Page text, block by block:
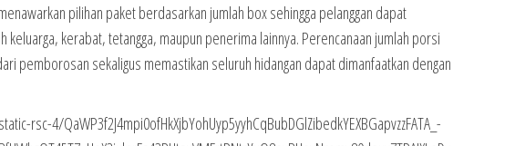
pilihan paket berdasarkan jumlah box sehingga pelanggan dapat
keluarga, kerabat, tetangga, maupun penerima lainnya. Perencanaan jumlah porsi
pemborosan sekaligus memastikan seluruh hidangan dapat dimanfaatkan dengan